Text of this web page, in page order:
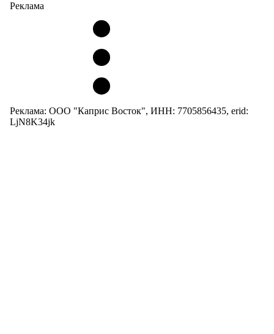
Реклама
Реклама: ООО "Каприс Восток", ИНН: 7705856435, erid:
LjN8K34jk